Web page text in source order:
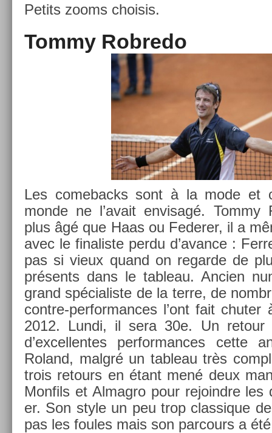
Petits zooms choisis.
Tommy Rob­redo
Les com­ebacks sont à la mode et
monde ne l’avait en­visagé. Tommy
plus âgé que Haas ou Feder­er, il a
avec le fin­alis­te perdu d’avan­ce :
pas si vieux quand on re­gar­de de
présents dans le tab­leau. An­ci­en
grand spécialis­te de la terre, de
contre-performances l’ont fait
2012. Lundi, il sera 30e. Un re­tour
d’ex­cellen­tes per­for­mances cette
Roland, malgré un tab­leau très
trois re­tours en étant mené deux
Mon­fils et Al­mag­ro pour re­joindre
er. Son style un peu trop clas­sique
pas les foules mais son par­cours a